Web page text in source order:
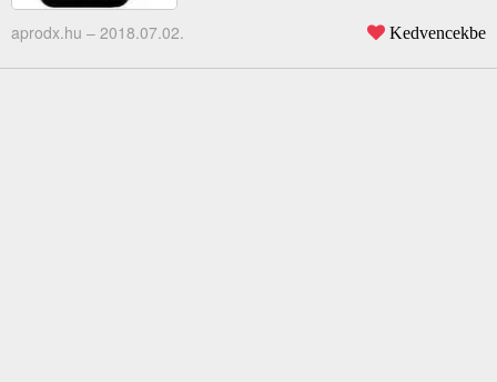
aprodx.hu – 2018.07.02. Kedvencekbe